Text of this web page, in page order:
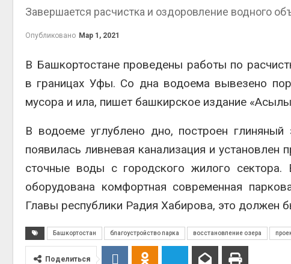
Завершается расчистка и оздоровление водного
Опубликовано Мар 1, 2021
В Башкортостане проведены работы по
в границах Уфы. Со дна водоема вывезено
мусора и ила, пишет башкирское издание
В водоеме углублено дно, построен
появилась ливневая канализация и
сточные воды с городского жилого
оборудована комфортная современная
Главы республики Радия Хабирова, это должен
Башкортостан благоустройство парка восстановление озера
Поделиться
Авг 6, 2026